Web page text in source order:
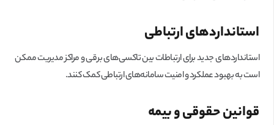
استانداردهای ارتباطی
استانداردهای جدید برای ارتباطات بین تاکسی‌های برقی و مراکز مدیریت ممکن
است به بهبود عملکرد و امنیت سامانه‌های ارتباطی کمک کنند.
قوانین حقوقی و بیمه